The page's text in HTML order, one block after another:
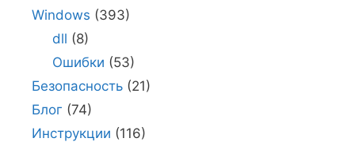
Windows (393)
dll (8)
Ошибки (53)
Безопасность (21)
Блог (74)
Инструкции (116)